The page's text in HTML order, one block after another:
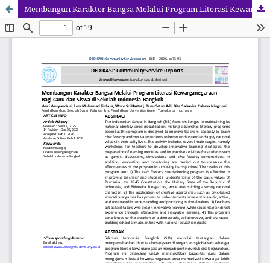
Membangun Karakter Bangsa Melalui Program Literasi Kewarganegaraan Bagi Guru dan Siswa di Sekolah Indonesia-Bangkok